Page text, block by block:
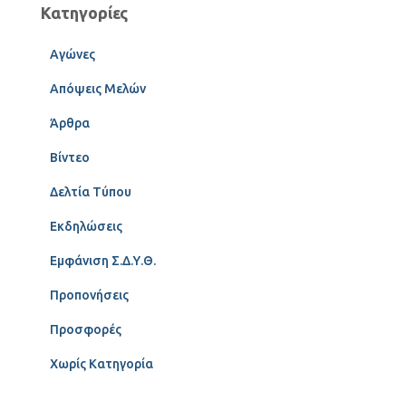
Κατηγορίες
Αγώνες
Απόψεις Μελών
Άρθρα
Βίντεο
Δελτία Τύπου
Εκδηλώσεις
Εμφάνιση Σ.Δ.Υ.Θ.
Προπονήσεις
Προσφορές
Χωρίς Κατηγορία